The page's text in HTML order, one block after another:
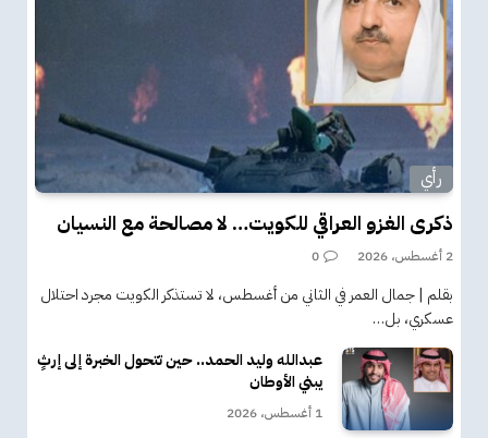
رأي
ذكرى الغزو العراقي للكويت… لا مصالحة مع النسيان
2 أغسطس، 2026 0
بقلم | جمال العمر في الثاني من أغسطس، لا تستذكر الكويت مجرد احتلال
عسكري، بل…
عبدالله وليد الحمد.. حين تتحول الخبرة إلى إرثٍ
يبني الأوطان
1 أغسطس، 2026